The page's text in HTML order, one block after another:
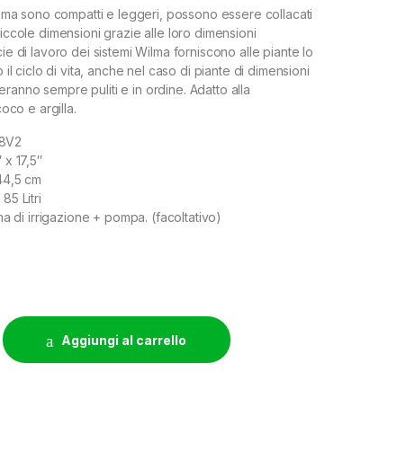
sono compatti e leggeri, possono essere collacati
dimensioni grazie alle loro dimensioni
di lavoro dei sistemi Wilma forniscono alle piante lo
ciclo di vita, anche nel caso di piante di dimensioni
sempre puliti e in ordine. Adatto alla
e argilla.
17,5″
cm
Litri
di irrigazione + pompa. (facoltativo)
8 SMALL WIDE (8X11L) 120X60X20CM quantity
Aggiungi al carrello